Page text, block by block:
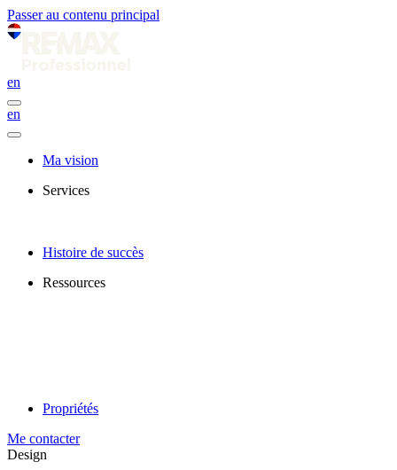
Passer au contenu principal
en
en
Ma vision
Services
Histoire de succès
Ressources
Propriétés
Me contacter
Design